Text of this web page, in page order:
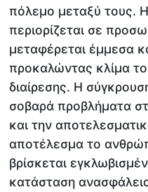
πόλεμο μεταξύ τους.
περιορίζεται σε
μεταφέρεται έμμεσα
προκαλώντας κλίμα
διαίρεσης. Η
σοβαρά προβλήματα
και την
αποτέλεσμα το
βρίσκεται
κατάσταση